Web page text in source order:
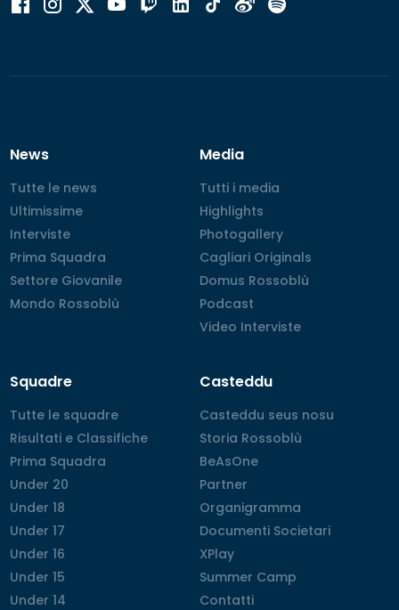
News
Tutte le news
Tutte le news
Ultimissime
Ultimissime
Interviste
Interviste
Prima Squadra
Prima Squadra
Settore Giovanile
Settore Giovanile
Mondo Rossoblù
Mondo Rossoblù
Media
Tutti i media
Tutti i media
Highlights
Highlights
Photogallery
Photogallery
Cagliari Originals
Cagliari Originals
Domus Rossoblù
Domus Rossoblù
Podcast
Podcast
Video Interviste
Video Interviste
Squadre
Tutte le squadre
Tutte le squadre
Risultati e Classifiche
Risultati e Classifiche
Prima Squadra
Prima Squadra
Under 20
Under 20
Under 18
Under 18
Under 17
Under 17
Under 16
Under 16
Under 15
Under 15
Under 14
Under 14
Casteddu
Casteddu seus nosu
Casteddu seus nosu
Storia Rossoblù
Storia Rossoblù
BeAsOne
BeAsOne
Partner
Partner
Organigramma
Organigramma
Documenti Societari
Documenti Societari
XPlay
XPlay
Summer Camp
Summer Camp
Contatti
Contatti